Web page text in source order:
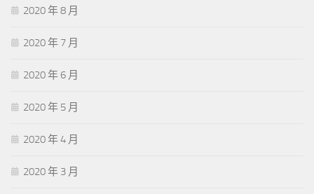
2020 年 8 月
2020 年 7 月
2020 年 6 月
2020 年 5 月
2020 年 4 月
2020 年 3 月